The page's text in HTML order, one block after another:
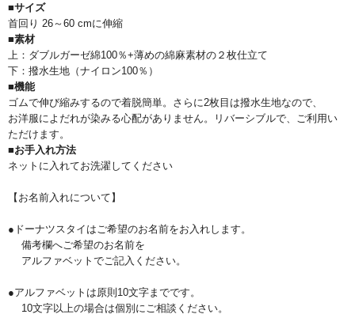
■サイズ
首回り 26～60 cmに伸縮
■素材
上：ダブルガーゼ綿100％+薄めの綿麻素材の２枚仕立て
下：撥水生地（ナイロン100％）
■機能
ゴムで伸び縮みするので着脱簡単。さらに2枚目は撥水生地なので、
お洋服によだれが染みる心配がありません。リバーシブルで、ご利用い
ただけます。
■お手入れ方法
ネットに入れてお洗濯してください
【お名前入れについて】
●ドーナツスタイはご希望のお名前をお入れします。
備考欄へご希望のお名前を
アルファベットでご記入ください。
●アルファベットは原則10文字までです。
10文字以上の場合は個別にご相談ください。